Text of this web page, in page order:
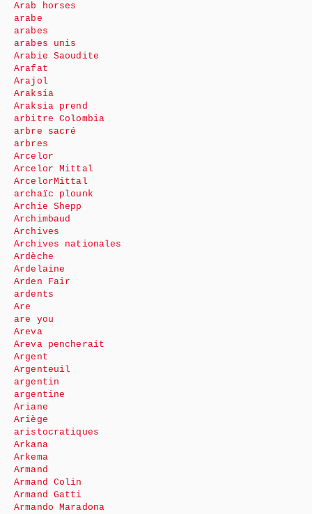
Arab horses
arabe
arabes
arabes unis
Arabie Saoudite
Arafat
Arajol
Araksia
Araksia prend
arbitre Colombia
arbre sacré
arbres
Arcelor
Arcelor Mittal
ArcelorMittal
archaïc plounk
Archie Shepp
Archimbaud
Archives
Archives nationales
Ardèche
Ardelaine
Arden Fair
ardents
Are
are you
Areva
Areva pencherait
Argent
Argenteuil
argentin
argentine
Ariane
Ariège
aristocratiques
Arkana
Arkema
Armand
Armand Colin
Armand Gatti
Armando Maradona